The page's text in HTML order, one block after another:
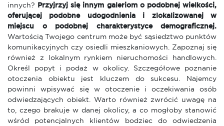
innych? Przyjrzyj się innym galeriom o podobnej wielkości,
oferującej podobne udogodnienia i zlokalizowanej w
miejscu o podobnej charakterystyce demograficznej.
Wartością Twojego centrum może być sąsiedztwo punktów
komunikacyjnych czy osiedli mieszkaniowych. Zapoznaj się
również z lokalnym rynkiem nieruchomości handlowych.
Określ popyt i podaż w okolicy. Szczegółowe poznanie
otoczenia obiektu jest kluczem do sukcesu. Najemcy
powinni wpisywać się w otoczenie i oczekiwania osób
odwiedzających obiekt. Warto również zwrócić uwagę na
to, czego brakuje w danej okolicy, a co mogłoby stanowić
wśród potencjalnych klientów bodziec do odwiedzenia